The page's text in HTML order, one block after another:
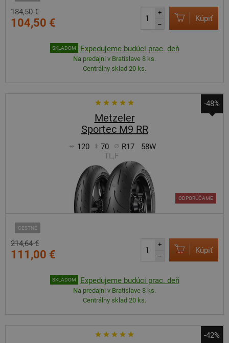
184,50 €
104,50 €
+
–
Kúpiť
SKLADOM Expedujeme budúci prac. deň
Na predajni v Bratislave 8 ks.
Centrálny sklad 20 ks.
-48%
Metzeler
Sportec M9 RR
120 70 R17
58W
TL,F
CESTNÉ
ODPORÚČAME
214,64 €
111,00 €
+
–
Kúpiť
SKLADOM Expedujeme budúci prac. deň
Na predajni v Bratislave 8 ks.
Centrálny sklad 20 ks.
-42%